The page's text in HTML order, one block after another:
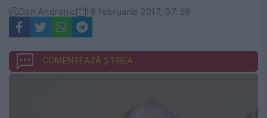
Dan Andronic 18 februarie 2017, 07:36
COMENTEAZĂ ȘTIREA